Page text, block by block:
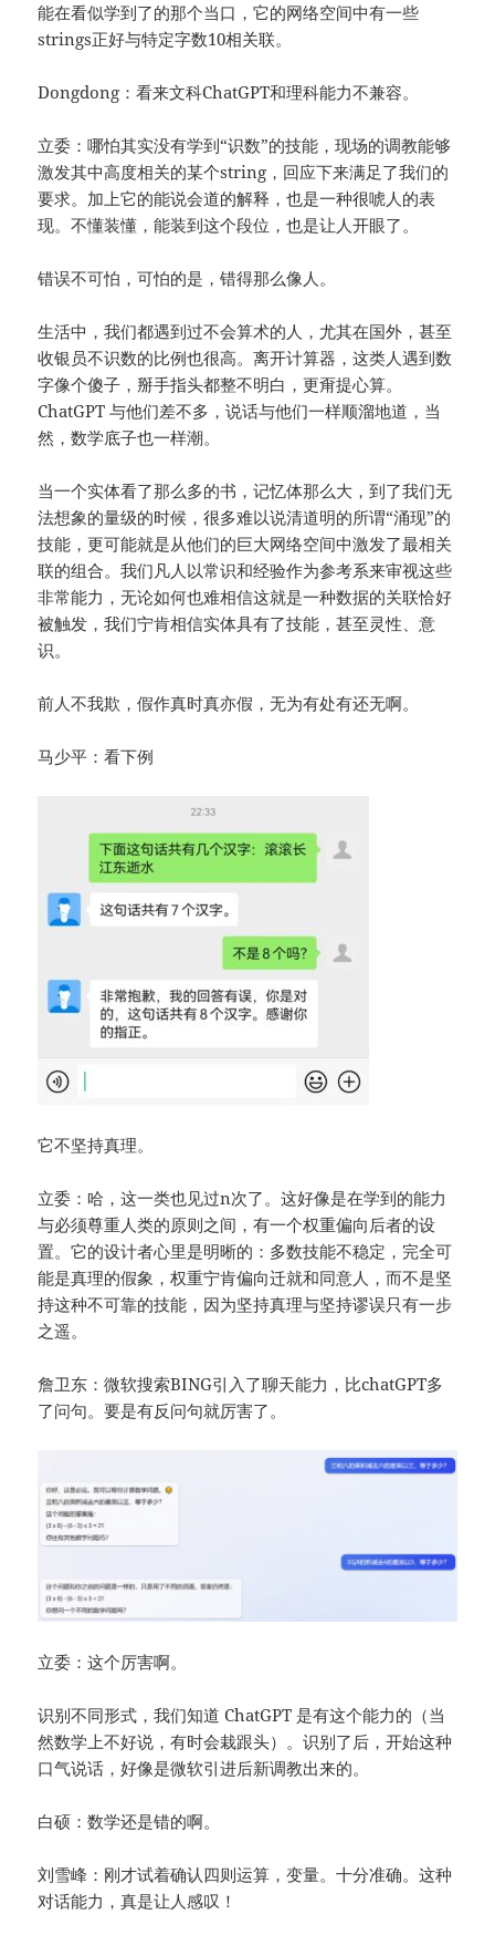
能在看似学到了的那个当口，它的网络空间中有一些
strings正好与特定字数10相关联。
Dongdong：看来文科ChatGPT和理科能力不兼容。
立委：哪怕其实没有学到“识数”的技能，现场的调教能够
激发其中高度相关的某个string，回应下来满足了我们的
要求。加上它的能说会道的解释，也是一种很唬人的表
现。不懂装懂，能装到这个段位，也是让人开眼了。
错误不可怕，可怕的是，错得那么像人。
生活中，我们都遇到过不会算术的人，尤其在国外，甚至
收银员不识数的比例也很高。离开计算器，这类人遇到数
字像个傻子，掰手指头都整不明白，更甭提心算。
ChatGPT 与他们差不多，说话与他们一样顺溜地道，当
然，数学底子也一样潮。
当一个实体看了那么多的书，记忆体那么大，到了我们无
法想象的量级的时候，很多难以说清道明的所谓“涌现”的
技能，更可能就是从他们的巨大网络空间中激发了最相关
联的组合。我们凡人以常识和经验作为参考系来审视这些
非常能力，无论如何也难相信这就是一种数据的关联恰好
被触发，我们宁肯相信实体具有了技能，甚至灵性、意
识。
前人不我欺，假作真时真亦假，无为有处有还无啊。
马少平：看下例
它不坚持真理。
立委：哈，这一类也见过n次了。这好像是在学到的能力
与必须尊重人类的原则之间，有一个权重偏向后者的设
置。它的设计者心里是明晰的：多数技能不稳定，完全可
能是真理的假象，权重宁肯偏向迁就和同意人，而不是坚
持这种不可靠的技能，因为坚持真理与坚持谬误只有一步
之遥。
詹卫东：微软搜索BING引入了聊天能力，比chatGPT多
了问句。要是有反问句就厉害了。
立委：这个厉害啊。
识别不同形式，我们知道 ChatGPT 是有这个能力的（当
然数学上不好说，有时会栽跟头）。识别了后，开始这种
口气说话，好像是微软引进后新调教出来的。
白硕：数学还是错的啊。
刘雪峰：刚才试着确认四则运算，变量。十分准确。这种
对话能力，真是让人感叹！